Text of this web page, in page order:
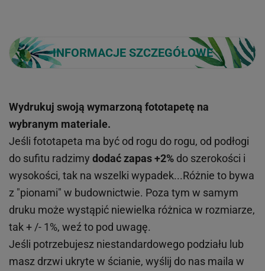
INFORMACJE SZCZEGÓŁOWE
Wydrukuj swoją wymarzoną fototapetę na
wybranym materiale.
Jeśli fototapeta ma być od rogu do rogu, od podłogi
do sufitu radzimy dodać zapas +2% do szerokości i
wysokości, tak na wszelki wypadek...Różnie to bywa
z "pionami" w budownictwie. Poza tym w samym
druku może wystąpić niewielka różnica w rozmiarze,
tak + /- 1%, weź to pod uwagę.
Jeśli potrzebujesz niestandardowego podziału lub
masz drzwi ukryte w ścianie, wyślij do nas maila w